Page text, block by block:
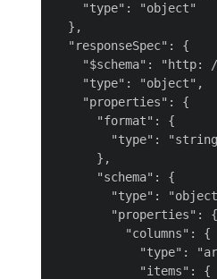
    "type": "object"
  },
  "responseSpec": {
"$schema": "http:
    "type": "object",
    "properties": {
      "format": {
"type":
      },
      "schema": {
"type":
        "properties": {
          "columns": {
"type":
            "items": {